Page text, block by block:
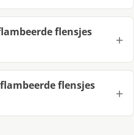
flensjes
flensjes